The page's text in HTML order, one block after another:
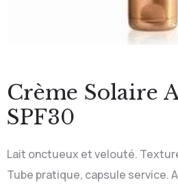
Crème Solaire
SPF30
Lait onctueux et velouté.
Tube pratique, capsule service.